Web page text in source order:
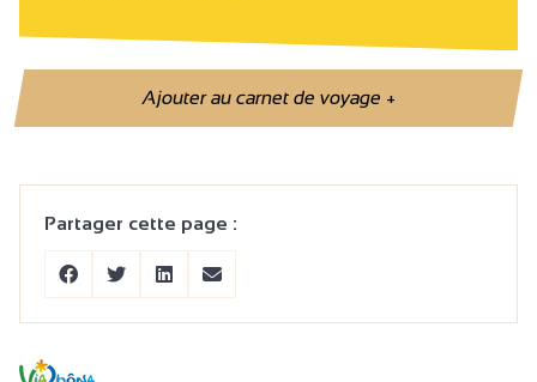
Ajouter au carnet de voyage+
Partager cette page :